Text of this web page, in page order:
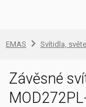
EMAS Svítidla,
Závěsné